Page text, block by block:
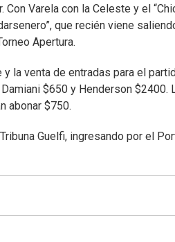
Varela con la Celeste y el
que recién viene
Apertura.
la venta de entradas para el
$650 y Henderson
abonar $750.
Guelfi, ingresando por el